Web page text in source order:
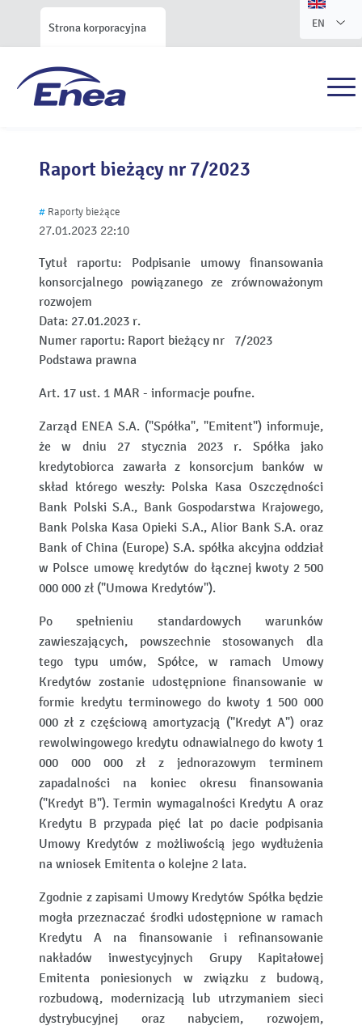
Strona korporacyjna EN
Raport bieżący nr 7/2023
27.01.2023 22:10
# Raporty bieżące
Tytuł raportu: Podpisanie umowy finansowania
konsorcjalnego powiązanego ze zrównoważonym
rozwojem
Data: 27.01.2023 r.
Numer raportu: Raport bieżący nr 7/2023
Podstawa prawna
Art. 17 ust. 1 MAR - informacje poufne.
Zarząd ENEA S.A. ("Spółka", "Emitent") informuje,
że w dniu 27 stycznia 2023 r. Spółka jako
kredytobiorca zawarła z konsorcjum banków w
skład którego weszły: Polska Kasa Oszczędności
Bank Polski S.A., Bank Gospodarstwa Krajowego,
Bank Polska Kasa Opieki S.A., Alior Bank S.A. oraz
Bank of China (Europe) S.A. spółka akcyjna oddział
w Polsce umowę kredytów do łącznej kwoty 2 500
000 000 zł ("Umowa Kredytów").
Po spełnieniu standardowych warunków
zawieszających, powszechnie stosowanych dla
tego typu umów, Spółce, w ramach Umowy
Kredytów zostanie udostępnione finansowanie w
formie kredytu terminowego do kwoty 1 500 000
000 zł z częściową amortyzacją ("Kredyt A") oraz
rewolwingowego kredytu odnawialnego do kwoty 1
000 000 000 zł z jednorazowym terminem
zapadalności na koniec okresu finansowania
("Kredyt B"). Termin wymagalności Kredytu A oraz
Kredytu B przypada pięć lat po dacie podpisania
Umowy Kredytów z możliwością jego wydłużenia
na wniosek Emitenta o kolejne 2 lata.
Zgodnie z zapisami Umowy Kredytów Spółka będzie
mogła przeznaczać środki udostępnione w ramach
Kredytu A na finansowanie i refinansowanie
nakładów inwestycyjnych Grupy Kapitałowej
Emitenta poniesionych w związku z budową,
rozbudową, modernizacją lub utrzymaniem sieci
dystrybucyjnej oraz nabyciem, rozwojem,